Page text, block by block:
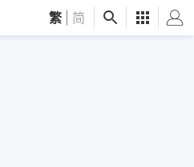
繁 简